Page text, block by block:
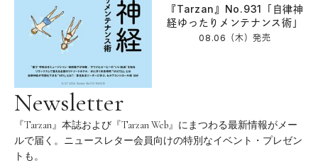
『Tarzan』No.931「自律神
経ゆったりメンテナンス術」
08.06（木）発売
Newsletter
『Tarzan』本誌および『Tarzan Web』にまつわる最新情報がメー
ルで届く。ニュースレター会員向けの特別なイベント・プレゼン
トも。